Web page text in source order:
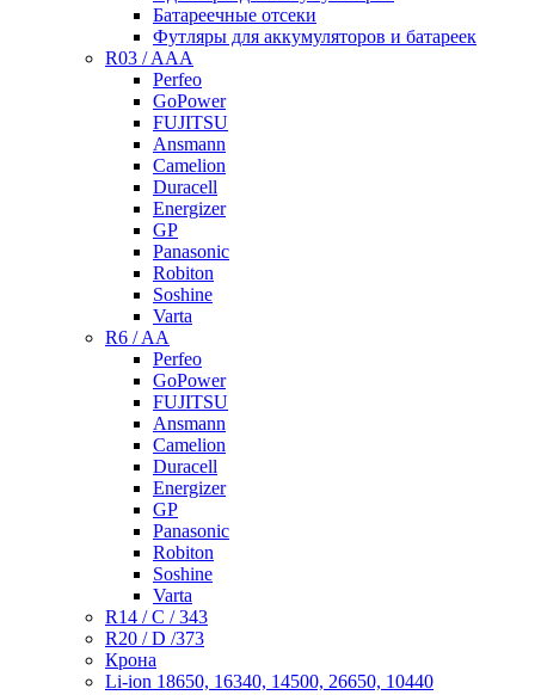
Батареечные отсеки
Футляры для аккумуляторов и батареек
R03 / AAA
Perfeo
GoPower
FUJITSU
Ansmann
Camelion
Duracell
Energizer
GP
Panasonic
Robiton
Soshine
Varta
R6 / AA
Perfeo
GoPower
FUJITSU
Ansmann
Camelion
Duracell
Energizer
GP
Panasonic
Robiton
Soshine
Varta
R14 / C / 343
R20 / D /373
Крона
Li-ion 18650, 16340, 14500, 26650, 10440